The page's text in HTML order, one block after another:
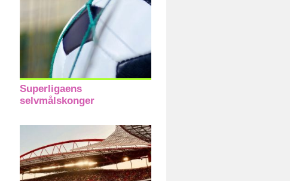
Superligaens
selvmålskonger